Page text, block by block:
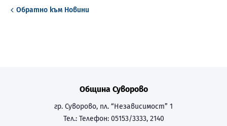
Обратно към Новини
Община Суворово
гр. Суворово, пл. “Независимост” 1
Тел.: Телефон: 05153/3333, 2140